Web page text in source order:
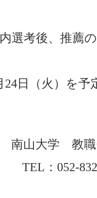
考後、推薦の
日（火）を予
山大学 教職
832-